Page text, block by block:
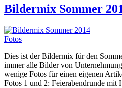
Bildermix Sommer
Fotos
Dies ist der Bildermix für den
immer alle Bilder von
wenige Fotos für einen eigenen
Fotos 1 und 2: Feierabendrunde